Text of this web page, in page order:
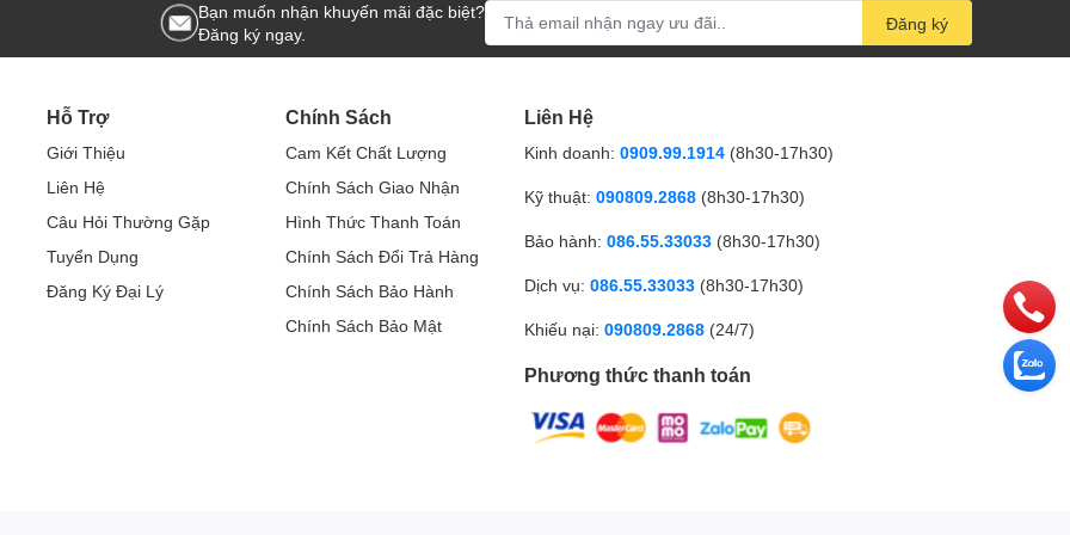
theo dõi những gì quan trọng mà không nhận được cảnh
đuổi những kẻ lạ mặt trước khi xâm nhập.
máy ảnh ngay cả khi không có Internet và kiểm tra việc
dụng Imou Life cục bộ.
Bạn muốn nhận khuyến mãi đặc biệt?
Đăng ký ngay.
Đăng ký
Hỗ Trợ
Giới Thiệu
Liên Hệ
Câu Hỏi Thường Gặp
Tuyển Dụng
Đăng Ký Đại Lý
Chính Sách
Cam Kết Chất Lượng
Chính Sách Giao Nhận
Hình Thức Thanh Toán
Chính Sách Đổi Trả Hàng
Chính Sách Bảo Hành
Chính Sách Bảo Mật
Liên Hệ
Kinh doanh: 0909.99.1914 (8h30-17h30)
Kỹ thuật: 090809.2868 (8h30-17h30)
Bảo hành: 086.55.33033 (8h30-17h30)
Dịch vụ: 086.55.33033 (8h30-17h30)
Khiếu nại: 090809.2868 (24/7)
Phương thức thanh toán